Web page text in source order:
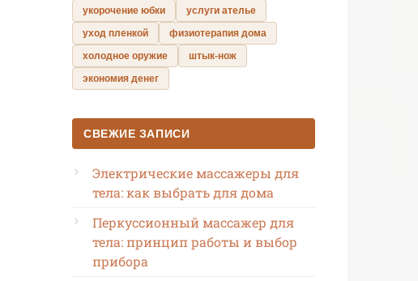
укорочение юбки
услуги ателье
уход пленкой
физиотерапия дома
холодное оружие
штык-нож
экономия денег
СВЕЖИЕ ЗАПИСИ
Электрические массажеры для
тела: как выбрать для дома
Перкуссионный массажер для
тела: принцип работы и выбор
прибора